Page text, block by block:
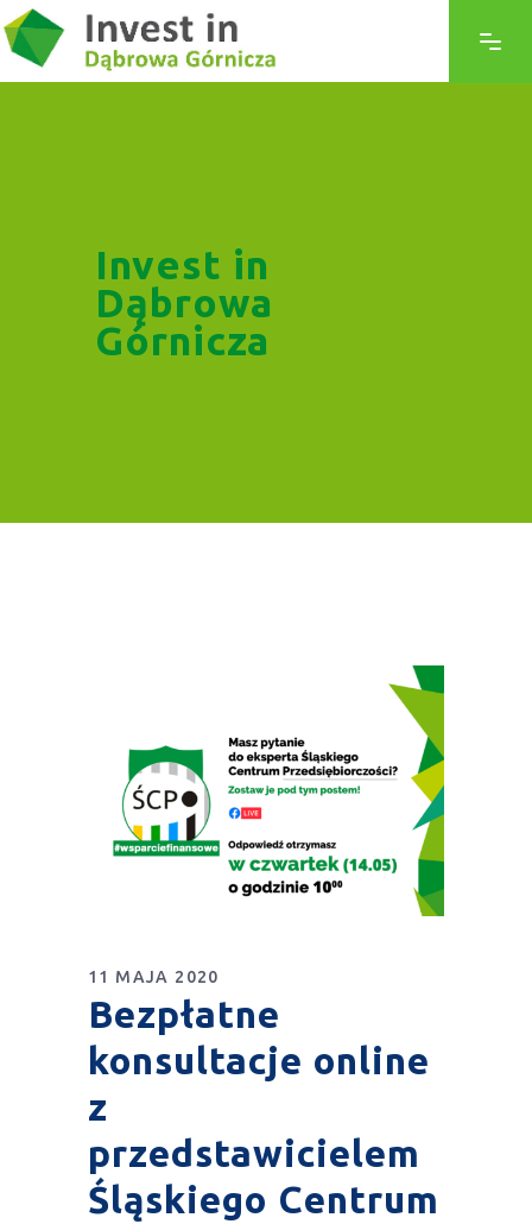
Invest in
Dąbrowa
Górnicza
11 MAJA 2020
Bezpłatne
konsultacje online
z
przedstawicielem
Śląskiego Centrum